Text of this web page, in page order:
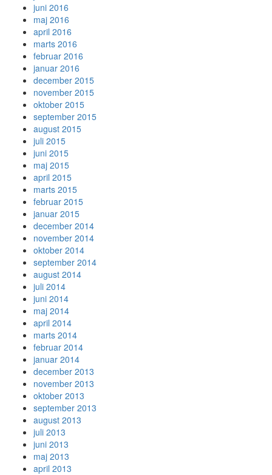
juni 2016
maj 2016
april 2016
marts 2016
februar 2016
januar 2016
december 2015
november 2015
oktober 2015
september 2015
august 2015
juli 2015
juni 2015
maj 2015
april 2015
marts 2015
februar 2015
januar 2015
december 2014
november 2014
oktober 2014
september 2014
august 2014
juli 2014
juni 2014
maj 2014
april 2014
marts 2014
februar 2014
januar 2014
december 2013
november 2013
oktober 2013
september 2013
august 2013
juli 2013
juni 2013
maj 2013
april 2013